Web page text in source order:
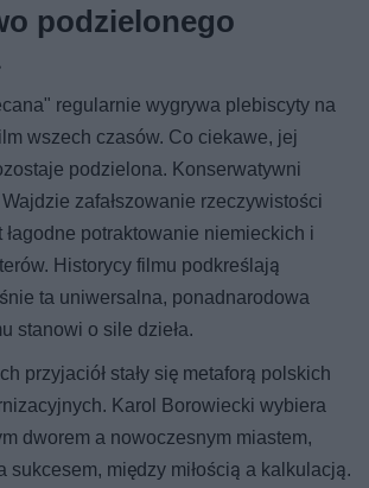
podzielonego
regularnie wygrywa plebiscyty na
wszech czasów. Co ciekawe, jej
podzielona. Konserwatywni
zafałszowanie rzeczywistości
potraktowanie niemieckich i
Historycy filmu podkreślają
ta uniwersalna, ponadnarodowa
stanowi o sile dzieła.
przyjaciół stały się metaforą polskich
Karol Borowiecki wybiera
dworem a nowoczesnym miastem,
sukcesem, między miłością a kalkulacją.